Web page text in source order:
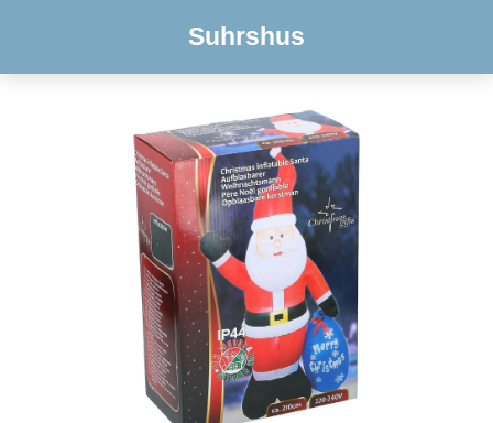
Suhrshus